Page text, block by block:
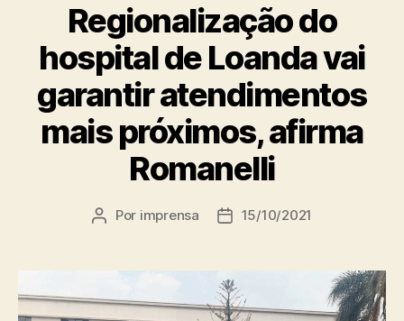
Regionalização do
hospital de Loanda vai
garantir atendimentos
mais próximos, afirma
Romanelli
Autor
Por imprensa
Data15/10/2021